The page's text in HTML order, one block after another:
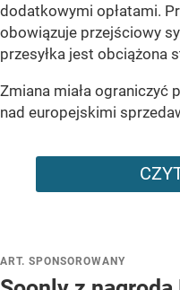
dodatkowymi opłatami.
obowiązuje przejściowy
przesyłka jest obciążona
Zmiana miała ograniczyć
nad europejskimi
ART. SPONSOROWANY